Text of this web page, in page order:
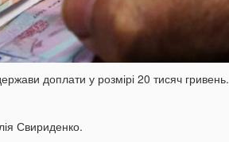
доплати у розмірі 20 тисяч гривень.
Свириденко.